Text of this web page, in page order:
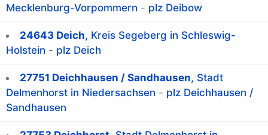
Mecklenburg-Vorpommern - plz Deibow
24643 Deich, Kreis Segeberg in Schleswig-
Holstein - plz Deich
27751 Deichhausen / Sandhausen, Stadt
Delmenhorst in Niedersachsen - plz Deichhausen /
Sandhausen